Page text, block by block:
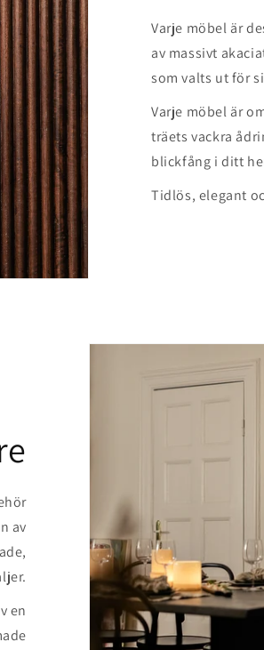
Varje möbel är
av massivt
som valts ut för
Varje möbel är
träets vackra
blickfång i ditt
Tidlös, elegant
av
en